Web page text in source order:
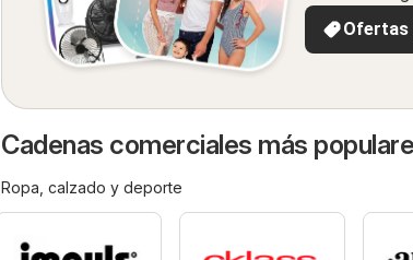
Ofertas
Cadenas comerciales más
Ropa, calzado y deporte